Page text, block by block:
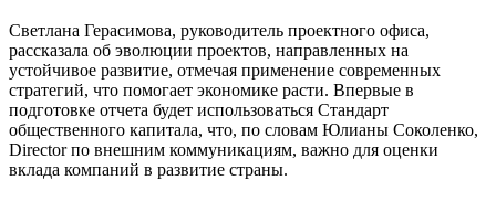
Светлана Герасимова, руководитель проектного офиса,
рассказала об эволюции проектов, направленных на
устойчивое развитие, отмечая применение современных
стратегий, что помогает экономике расти. Впервые в
подготовке отчета будет использоваться Стандарт
общественного капитала, что, по словам Юлианы Соколенко,
Director по внешним коммуникациям, важно для оценки
вклада компаний в развитие страны.